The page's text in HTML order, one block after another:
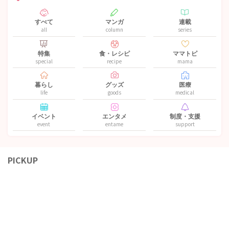
すべて
all
マンガ
column
連載
series
特集
special
食・レシピ
recipe
ママトピ
mama
暮らし
life
グッズ
goods
医療
medical
イベント
event
エンタメ
entame
制度・支援
support
PICKUP